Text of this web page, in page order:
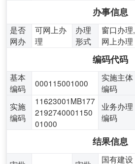
办事信息
是否
网办
可网上办
理
办理
形式
窗口办理,
网上办理
编码代码
基本
编码
000115001000
实施主体
编码
实施
编码
11623001MB177
2192740001150
01000
业务办理
编码
结果信息
国有建设